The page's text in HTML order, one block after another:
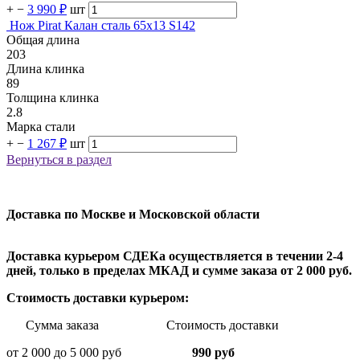
+ − 3 990 ₽ шт
Нож Pirat Калан сталь 65х13 S142
Общая длина
203
Длина клинка
89
Толщина клинка
2.8
Марка стали
+ − 1 267 ₽ шт
Вернуться в раздел
Доставка по Москве и Московской области
Доставка курьером СДЕКа осуществляется в течении 2-4
дней, только в пределах МКАД и сумме заказа от 2 000 руб.
Стоимость доставки курьером:
Сумма заказа Стоимость доставки
от 2 000 до 5 000 руб
990 руб